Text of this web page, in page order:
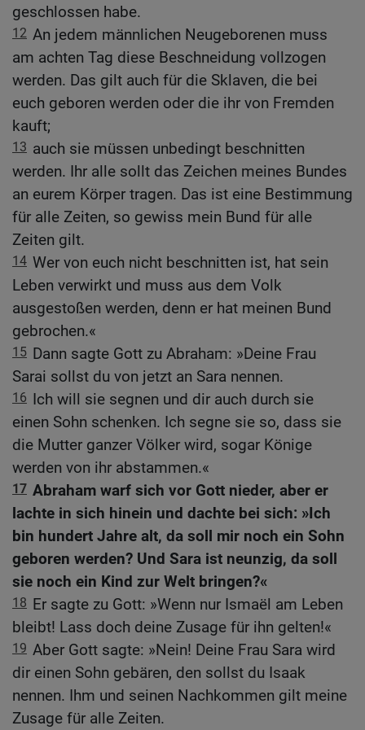
geschlossen habe.
12 An jedem männlichen Neugeborenen muss
am achten Tag diese Beschneidung vollzogen
werden. Das gilt auch für die Sklaven, die bei
euch geboren werden oder die ihr von Fremden
kauft;
13 auch sie müssen unbedingt beschnitten
werden. Ihr alle sollt das Zeichen meines Bundes
an eurem Körper tragen. Das ist eine Bestimmung
für alle Zeiten, so gewiss mein Bund für alle
Zeiten gilt.
14 Wer von euch nicht beschnitten ist, hat sein
Leben verwirkt und muss aus dem Volk
ausgestoßen werden, denn er hat meinen Bund
gebrochen.«
15 Dann sagte Gott zu Abraham: »Deine Frau
Sarai sollst du von jetzt an Sara nennen.
16 Ich will sie segnen und dir auch durch sie
einen Sohn schenken. Ich segne sie so, dass sie
die Mutter ganzer Völker wird, sogar Könige
werden von ihr abstammen.«
17 Abraham warf sich vor Gott nieder, aber er
lachte in sich hinein und dachte bei sich: »Ich
bin hundert Jahre alt, da soll mir noch ein Sohn
geboren werden? Und Sara ist neunzig, da soll
sie noch ein Kind zur Welt bringen?«
18 Er sagte zu Gott: »Wenn nur Ismaël am Leben
bleibt! Lass doch deine Zusage für ihn gelten!«
19 Aber Gott sagte: »Nein! Deine Frau Sara wird
dir einen Sohn gebären, den sollst du Isaak
nennen. Ihm und seinen Nachkommen gilt meine
Zusage für alle Zeiten.